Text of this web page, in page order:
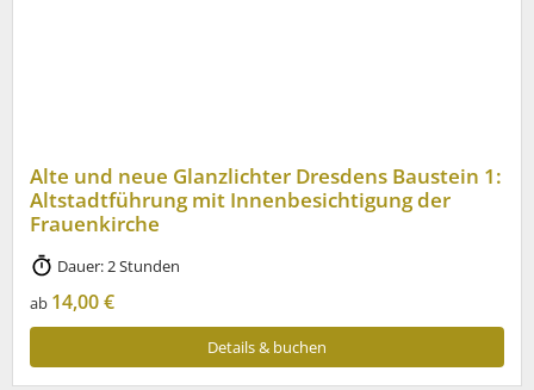
Alte und neue Glanzlichter Dresdens Baustein 1:
Altstadtführung mit Innenbesichtigung der
Frauenkirche
Dauer: 2 Stunden
ab 14,00 €
Details & buchen